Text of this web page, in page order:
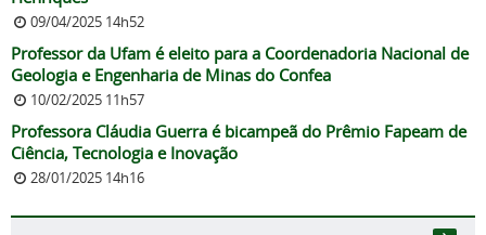
09/04/2025 14h52
Professor da Ufam é eleito para a Coordenadoria Nacional de
Geologia e Engenharia de Minas do Confea
10/02/2025 11h57
Professora Cláudia Guerra é bicampeã do Prêmio Fapeam de
Ciência, Tecnologia e Inovação
28/01/2025 14h16